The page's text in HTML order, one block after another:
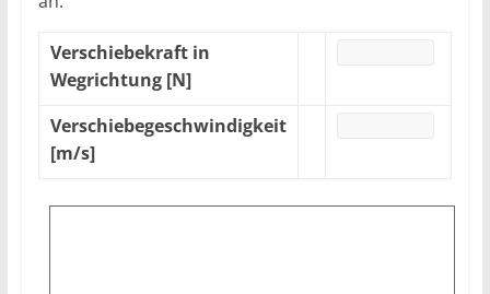
Verschiebekraft in
Wegrichtung [N]
Verschiebegeschwindigkeit
[m/s]